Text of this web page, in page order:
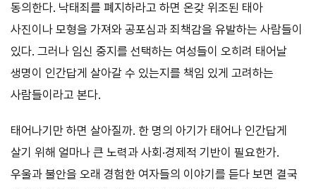
동의한다. 낙태죄를 폐지하라고 하면 온갖 위조된 태아
사진이나 모형을 가져와 공포심과 죄책감을 유발하는 사람들이
있다. 그러나 임신 중지를 선택하는 여성들이 오히려 태어날
생명이 인간답게 살아갈 수 있는지를 책임 있게 고려하는
사람들이라고 본다.
태어나기만 하면 살아질까. 한 명의 아기가 태어나 인간답게
살기 위해 얼마나 큰 노력과 사회·경제적 기반이 필요한가.
우울과 불안을 오래 경험한 여자들의 이야기를 듣다 보면 결국